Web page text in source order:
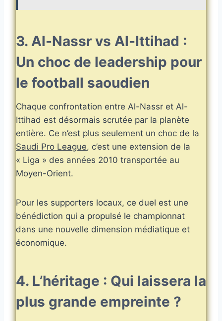
3. Al-Nassr vs Al-Ittihad :
Un choc de leadership pour
le football saoudien
Chaque confrontation entre Al-Nassr et Al-
Ittihad est désormais scrutée par la planète
entière. Ce n’est plus seulement un choc de la
Saudi Pro League, c’est une extension de la
« Liga » des années 2010 transportée au
Moyen-Orient.
Pour les supporters locaux, ce duel est une
bénédiction qui a propulsé le championnat
dans une nouvelle dimension médiatique et
économique.
4. L’héritage : Qui laissera la
plus grande empreinte ?